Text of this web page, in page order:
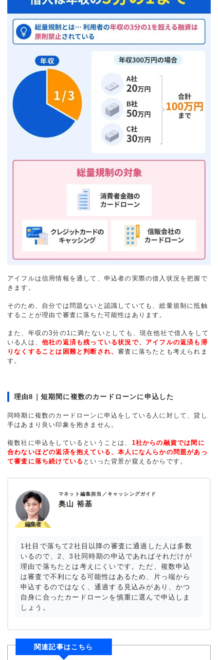
アイフルは信用情報を通して、申込者の実際の借入状況を把握で
きます。
そのため、自分では問題ないと認識していても、総量規制に抵触
することが理由で審査に落ちた可能性はあります。
また、年収の3分の1に満たないとしても、現在他社で借入をして
いる人は、 他社の返済も残っている状況で、アイフルの返済も滞
りなくすることは困難と判断され、審査に落ちたとも考えられま
す。
理由8｜短期間に複数のカードローンに申込した
同時期に複数のカードローンに申込をしている人に対して、貸し
手はあまり良い印象を抱きません。
複数社に申込をしているということは、 1社からの融資では間に
合わないほどの返済を抱えている、本人になんらかの問題があっ
て審査に落ち続けている といった背景が窺えるからです。
マネット編集担当／キャッシングガイド
奥山 裕基
1社目で落ちて2社目以降の審査に通過した人は多数
いるので、2、3社同時期の申込であればそれだけが
理由で落ちたとは考えにくいです。ただ、複数申込
は審査で不利になる可能性はあるため、片っ端から
申込するのではなく、通過する見込みがあり、かつ
自身に合ったカードローンを慎重に選んで申込しま
しょう。
関連記事はこちら